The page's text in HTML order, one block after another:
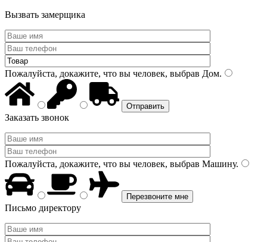
Вызвать замерщика
Пожалуйста, докажите, что вы человек, выбрав Дом.
Заказать звонок
Пожалуйста, докажите, что вы человек, выбрав Машину.
Письмо директору